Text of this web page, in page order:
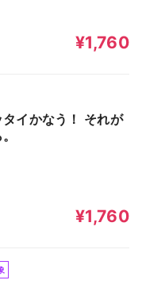
¥1,760
イかなう！ それが
¥1,760